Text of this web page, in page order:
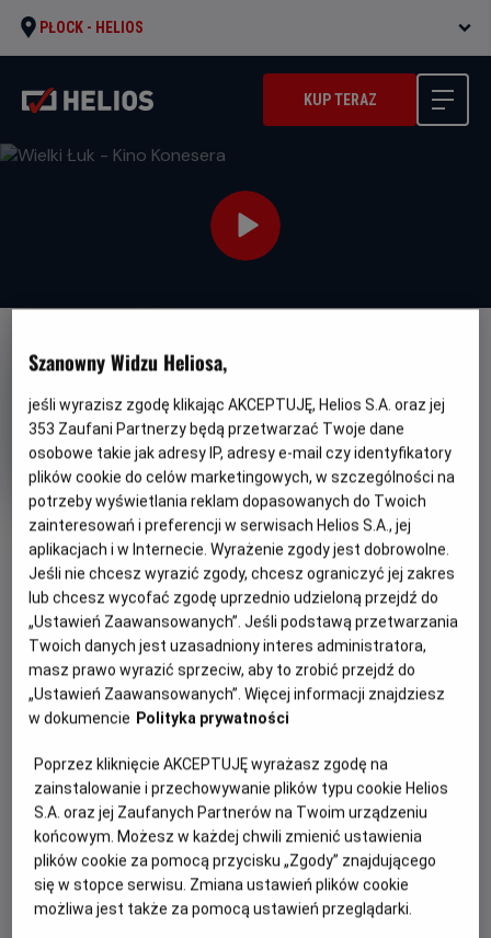
PŁOCK - HELIOS
KUP TERAZ
OBSERWUJ
Wielki Łuk - Kino Konesera
Oryginalny
tytuł
L'inconnu de la Grande Arche
Gatunek
Komediodramat
Minimalny
wiek
Od 15 lat
Czas
trwania
114 min
REŻYSERIA
Stéphane Demoustier
SCENARIUSZ
Stéphane Demoustier
OBSADA
Sidse Babett Knudsen, Claes Bang, Xavier Dolan, Swann
Arlaud, Michel Fau
WIĘCEJ SZCZEGÓŁÓW
OPIS WYDARZENIA
Poruszająca i pełna humoru prawdziwa historia z
gwiazdorską obsadą.
Rok 1982, anonimowy wykładowca i pasjonat wędkarstwa w
średnim wieku, Johann Otto von Spreckelsen – sensacyjnie
wygrywa najważniejszy konkurs architektoniczny na
świecie. Teraz na oczach całego świata będzie wykuwał
swoje magnum opus – „nowy Łuk Triumfalny”, symbol
postępu, braterstwa i rodzącej się ery pokoju. Na jego
drodze stanie jednak nie tylko własna bezkompromisowość
Szanowny Widzu Heliosa,
jeśli wyrazisz zgodę klikając AKCEPTUJĘ, Helios S.A. oraz jej
353 Zaufani Partnerzy będą przetwarzać Twoje dane
osobowe takie jak adresy IP, adresy e-mail czy identyfikatory
plików cookie do celów marketingowych, w szczególności na
potrzeby wyświetlania reklam dopasowanych do Twoich
zainteresowań i preferencji w serwisach Helios S.A., jej
aplikacjach i w Internecie. Wyrażenie zgody jest dobrowolne.
Jeśli nie chcesz wyrazić zgody, chcesz ograniczyć jej zakres
lub chcesz wycofać zgodę uprzednio udzieloną przejdź do
„Ustawień Zaawansowanych”. Jeśli podstawą przetwarzania
Twoich danych jest uzasadniony interes administratora,
masz prawo wyrazić sprzeciw, aby to zrobić przejdź do
„Ustawień Zaawansowanych”. Więcej informacji znajdziesz
w dokumencie Polityka prywatności
Poprzez kliknięcie AKCEPTUJĘ wyrażasz zgodę na
zainstalowanie i przechowywanie plików typu cookie Helios
S.A. oraz jej Zaufanych Partnerów na Twoim urządzeniu
końcowym. Możesz w każdej chwili zmienić ustawienia
plików cookie za pomocą przycisku „Zgody” znajdującego
się w stopce serwisu. Zmiana ustawień plików cookie
możliwa jest także za pomocą ustawień przeglądarki.